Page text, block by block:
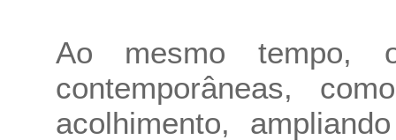
Ao mesmo tempo,
contemporâneas,
acolhimento,